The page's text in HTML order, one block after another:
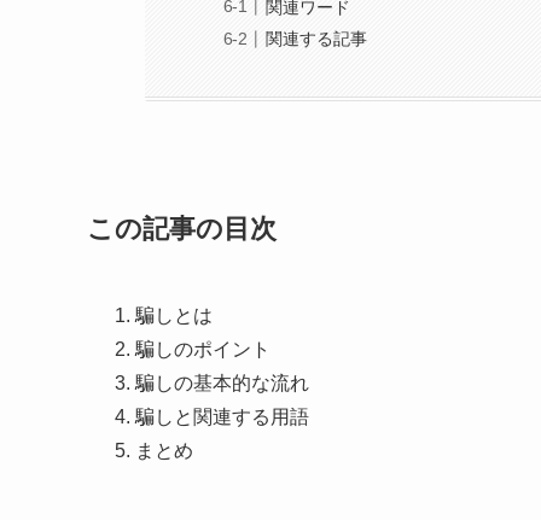
関連ワード
関連する記事
この記事の目次
騙しとは
騙しのポイント
騙しの基本的な流れ
騙しと関連する用語
まとめ